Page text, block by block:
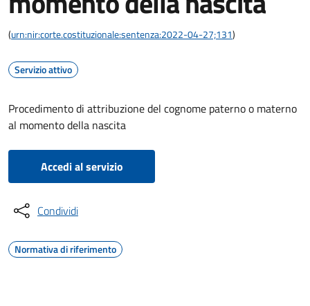
(urn:nir:corte.costituzionale:sentenza:2022-04-27;131)
Servizio attivo
Procedimento di attribuzione del cognome paterno o materno
al momento della nascita
Accedi al servizio
Condividi
Normativa di riferimento